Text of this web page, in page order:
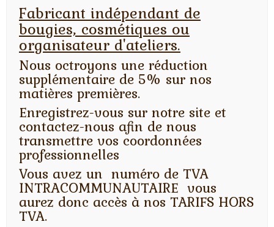
Fabricant indépendant de
bougies, cosmétiques ou
organisateur d'ateliers.
Nous octroyons une réduction
supplémentaire de 5% sur nos
matières premières.
Enregistrez-vous sur notre site et
contactez-nous afin de nous
transmettre vos coordonnées
professionnelles
Vous avez un numéro de TVA
INTRACOMMUNAUTAIRE vous
aurez donc accès à nos TARIFS HORS
TVA.